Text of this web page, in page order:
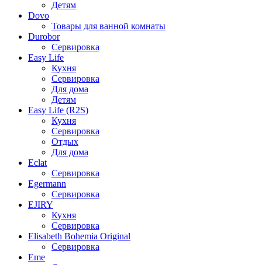
Детям
Dovo
Товары для ванной комнаты
Durobor
Сервировка
Easy Life
Кухня
Сервировка
Для дома
Детям
Easy Life (R2S)
Кухня
Сервировка
Отдых
Для дома
Eclat
Сервировка
Egermann
Сервировка
EJIRY
Кухня
Сервировка
Elisabeth Bohemia Original
Сервировка
Eme